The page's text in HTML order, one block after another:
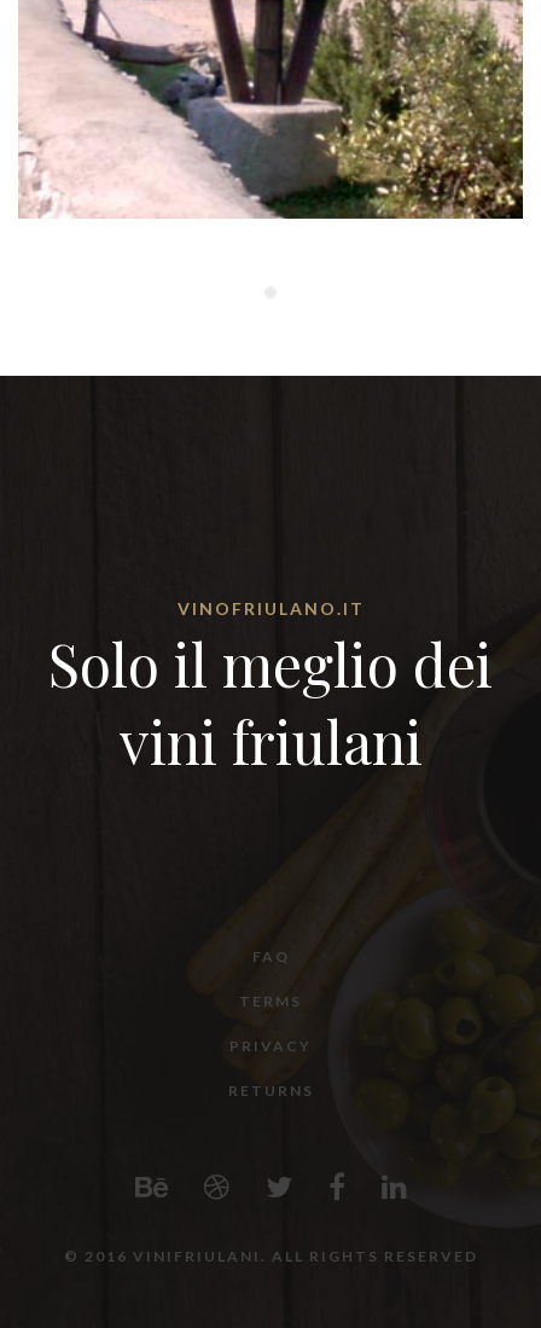
VINOFRIULANO.IT
Solo il meglio dei
vini friulani
FAQ
TERMS
PRIVACY
RETURNS
© 2016 VINIFRIULANI. ALL RIGHTS RESERVED